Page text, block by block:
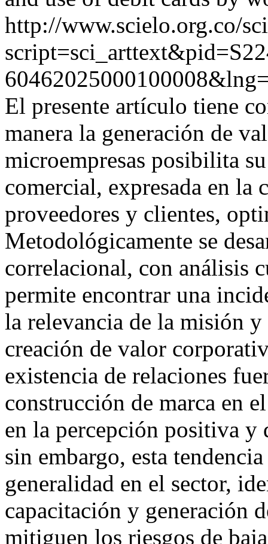
http://www.scielo.org.co/
El presente artículo tiene
manera la generación de
microempresas posibilita
comercial, expresada en la
proveedores y clientes,
Metodológicamente se
correlacional, con análisis
permite encontrar una
la relevancia de la misión
creación de valor
existencia de relaciones
construcción de marca en
en la percepción positiva y
sin embargo, esta
generalidad en el sector,
capacitación y generación
mitiguen los riesgos de